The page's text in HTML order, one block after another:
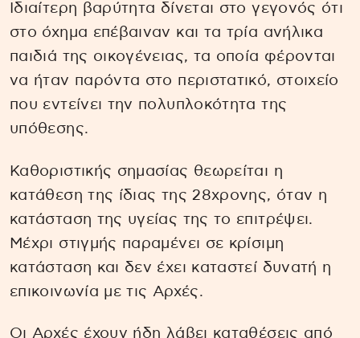
Ιδιαίτερη βαρύτητα δίνεται στο γεγονός ότι
στο όχημα επέβαιναν και τα τρία ανήλικα
παιδιά της οικογένειας, τα οποία φέρονται
να ήταν παρόντα στο περιστατικό, στοιχείο
που εντείνει την πολυπλοκότητα της
υπόθεσης.
Καθοριστικής σημασίας θεωρείται η
κατάθεση της ίδιας της 28χρονης, όταν η
κατάσταση της υγείας της το επιτρέψει.
Μέχρι στιγμής παραμένει σε κρίσιμη
κατάσταση και δεν έχει καταστεί δυνατή η
επικοινωνία με τις Αρχές.
Οι Αρχές έχουν ήδη λάβει καταθέσεις από